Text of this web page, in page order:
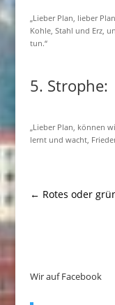
„Lieber Plan, lieber
Kohle, Stahl und Erz,
tun.“
5. Strophe:
„Lieber Plan, können
lernt und wacht,
← Rotes oder
Wir auf Facebook